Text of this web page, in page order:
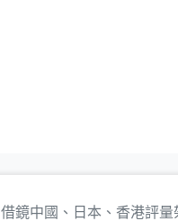
借鏡中國、日本、香港評